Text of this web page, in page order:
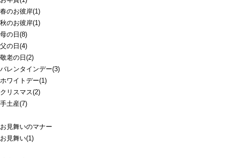
春のお彼岸(1)
秋のお彼岸(1)
母の日(8)
父の日(4)
敬老の日(2)
バレンタインデー(3)
ホワイトデー(1)
クリスマス(2)
手土産(7)
お見舞いのマナー
お見舞い(1)